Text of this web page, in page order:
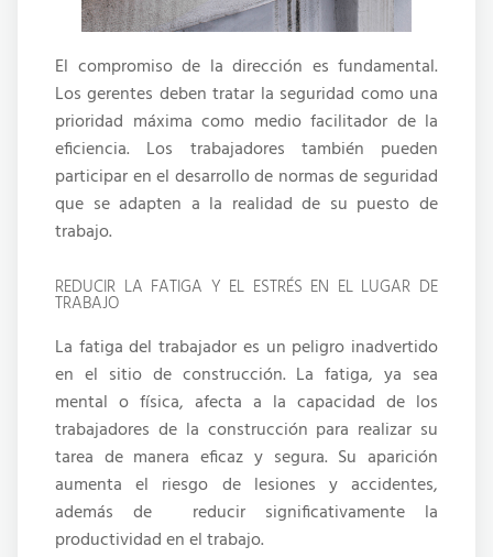
El compromiso de la dirección es fundamental.
Los gerentes deben tratar la seguridad como una
prioridad máxima como medio facilitador de la
eficiencia. Los trabajadores también pueden
participar en el desarrollo de normas de seguridad
que se adapten a la realidad de su puesto de
trabajo.
REDUCIR LA FATIGA Y EL ESTRÉS EN EL LUGAR DE
TRABAJO
La fatiga del trabajador es un peligro inadvertido
en el sitio de construcción. La fatiga, ya sea
mental o física, afecta a la capacidad de los
trabajadores de la construcción para realizar su
tarea de manera eficaz y segura. Su aparición
aumenta el riesgo de lesiones y accidentes,
además de reducir significativamente la
productividad en el trabajo.